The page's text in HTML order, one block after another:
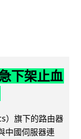
下架止血
）旗下的路由器
中國伺服器連